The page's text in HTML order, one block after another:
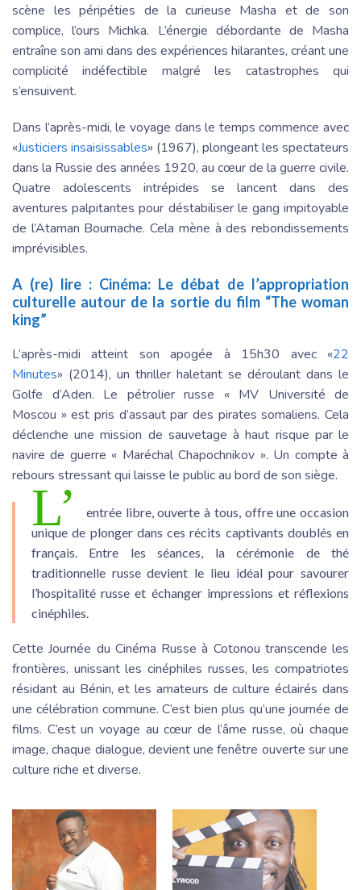
scène les péripéties de la curieuse Masha et de son
complice, l’ours Michka. L’énergie débordante de Masha
entraîne son ami dans des expériences hilarantes, créant une
complicité indéfectible malgré les catastrophes qui
s’ensuivent.
Dans l’après-midi, le voyage dans le temps commence avec
«Justiciers insaisissables» (1967), plongeant les spectateurs
dans la Russie des années 1920, au cœur de la guerre civile.
Quatre adolescents intrépides se lancent dans des
aventures palpitantes pour déstabiliser le gang impitoyable
de l’Ataman Bournache. Cela mène à des rebondissements
imprévisibles.
A (re) lire : Cinéma: Le débat de l’appropriation
culturelle autour de la sortie du film “The woman
king”
L’après-midi atteint son apogée à 15h30 avec «22
Minutes» (2014), un thriller haletant se déroulant dans le
Golfe d’Aden. Le pétrolier russe « MV Université de
Moscou » est pris d’assaut par des pirates somaliens. Cela
déclenche une mission de sauvetage à haut risque par le
navire de guerre « Maréchal Chapochnikov ». Un compte à
rebours stressant qui laisse le public au bord de son siège.
L’
entrée libre, ouverte à tous, offre une occasion
unique de plonger dans ces récits captivants doublés en
français. Entre les séances, la cérémonie de thé
traditionnelle russe devient le lieu idéal pour savourer
l’hospitalité russe et échanger impressions et réflexions
cinéphiles.
Cette Journée du Cinéma Russe à Cotonou transcende les
frontières, unissant les cinéphiles russes, les compatriotes
résidant au Bénin, et les amateurs de culture éclairés dans
une célébration commune. C’est bien plus qu’une journée de
films. C’est un voyage au cœur de l’âme russe, où chaque
image, chaque dialogue, devient une fenêtre ouverte sur une
culture riche et diverse.